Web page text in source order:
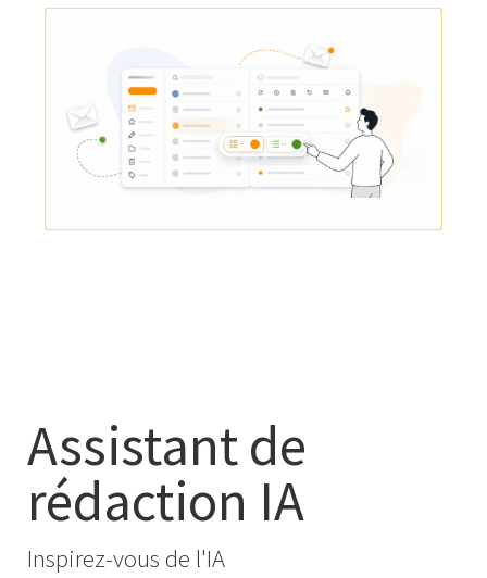
Assistant de
rédaction IA
Inspirez-vous de l'IA